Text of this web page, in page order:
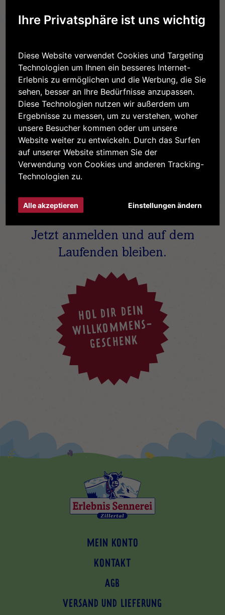
Ihre Privatsphäre ist uns wichtig
Diese Website verwendet Cookies und Targeting
Technologien um Ihnen ein besseres Internet-
Erlebnis zu ermöglichen und die Werbung, die Sie
sehen, besser an Ihre Bedürfnisse anzupassen.
Diese Technologien nutzen wir außerdem um
Ergebnisse zu messen, um zu verstehen, woher
unsere Besucher kommen oder um unsere
Website weiter zu entwickeln. Durch das Surfen
auf unserer Website stimmen Sie der
Verwendung von Cookies und anderen Tracking-
Technologien zu.
Alle akzeptieren Einstellungen ändern
0 g
0 g
27 g
1,5 g
Immer
UP TO DATE
Jetzt anmelden und auf dem
Laufenden bleiben.
HOL DIR DEIN
WILLKOMMENS-
GESCHENK
MEIN KONTO
KONTAKT
AGB
VERSAND UND LIEFERUNG